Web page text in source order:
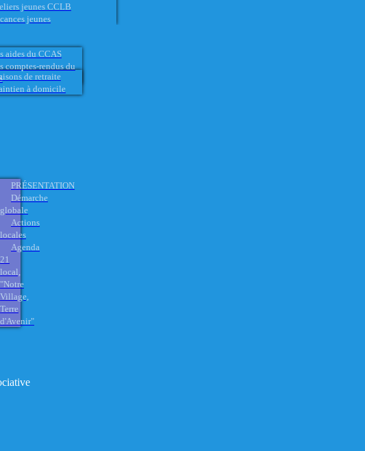
jeunes CCLB
jeunes
aides du CCAS
comptes-rendus du
de retraite
à domicile
PRÉSENTATION
Démarche
globale
Actions
locales
Agenda
21
local,
"Notre
Village,
Terre
d'Avenir"